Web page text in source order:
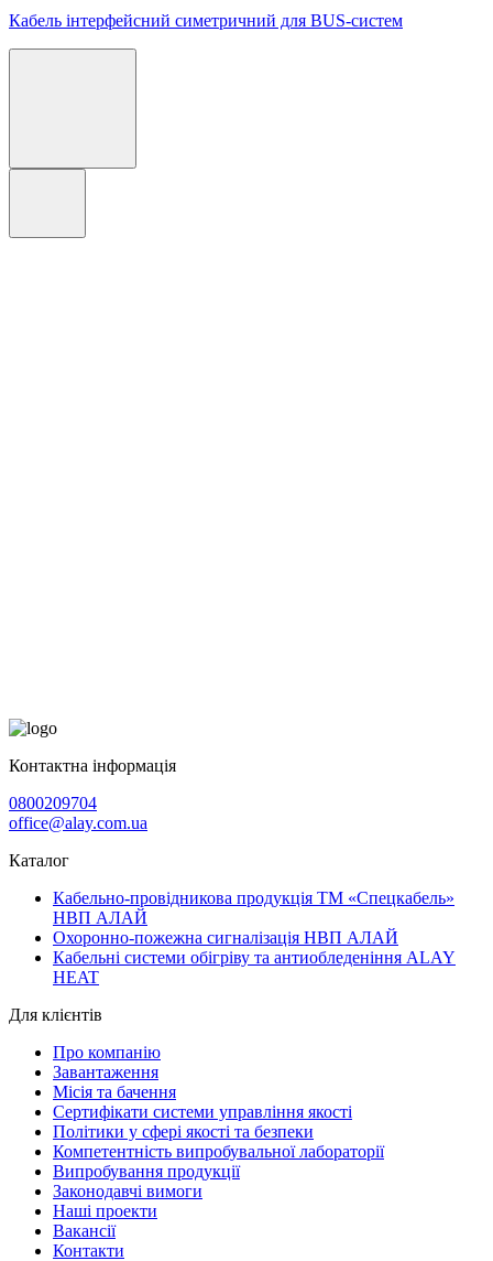
Кабель інтерфейсний симетричний для BUS-систем
Контактна інформація
0800209704
office@alay.com.ua
Каталог
Кабельно-провідникова продукція ТМ «Спецкабель»
НВП АЛАЙ
Охоронно-пожежна сигналізація НВП АЛАЙ
Кабельні системи обігріву та антиобледеніння ALAY
HEAT
Для клієнтів
Про компанію
Завантаження
Місія та бачення
Сертифікати системи управління якості
Політики у сфері якості та безпеки
Компетентність випробувальної лабораторії
Випробування продукції
Законодавчі вимоги
Наші проекти
Вакансії
Контакти